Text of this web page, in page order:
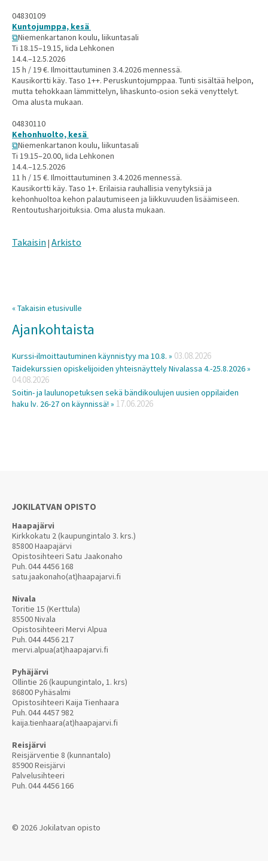
04830109
Kuntojumppa, kesä
Niemenkartanon koulu, liikuntasali
Ti 18.15–19.15, Iida Lehkonen
14.4.–12.5.2026
15 h / 19 €. Ilmoittautuminen 3.4.2026 mennessä.
Kausikortti käy. Taso 1++. Peruskuntojumppaa. Tunti sisältää helpon,
mutta tehokkaan lämmittelyn, lihaskunto-osion sekä venyttelyt.
Oma alusta mukaan.
04830110
Kehonhuolto, kesä
Niemenkartanon koulu, liikuntasali
Ti 19.15–20.00, Iida Lehkonen
14.4.–12.5.2026
11 h / 15 €. Ilmoittautuminen 3.4.2026 mennessä.
Kausikortti käy. Taso 1+. Erilaisia rauhallisia venytyksiä ja
kehonhuoltoa kehon palautumiseen ja liikkuvuuden lisäämiseen.
Rentoutusharjoituksia. Oma alusta mukaan.
Takaisin | Arkisto
« Takaisin etusivulle
Ajankohtaista
Kurssi-ilmoittautuminen käynnistyy ma 10.8. » 03.08.2026
Taidekurssien opiskelijoiden yhteisnäyttely Nivalassa 4.-25.8.2026 »
04.08.2026
Soitin- ja laulunopetuksen sekä bändikoulujen uusien oppilaiden
haku lv. 26-27 on käynnissä! » 17.06.2026
JOKILATVAN OPISTO
Haapajärvi
Kirkkokatu 2 (kaupungintalo 3. krs.)
85800 Haapajärvi
Opistosihteeri Satu Jaakonaho
Puh.044 4456 168
satu.jaakonaho(at)haapajarvi.fi
Nivala
Toritie 15 (Kerttula)
85500 Nivala
Opistosihteeri Mervi Alpua
Puh.044 4456 217
mervi.alpua(at)haapajarvi.fi
Pyhäjärvi
Ollintie 26 (kaupungintalo, 1. krs)
86800 Pyhäsalmi
Opistosihteeri Kaija Tienhaara
Puh.044 4457 982
kaija.tienhaara(at)haapajarvi.fi
Reisjärvi
Reisjärventie 8 (kunnantalo)
85900 Reisjärvi
Palvelusihteeri
Puh.044 4456 166
© 2026 Jokilatvan opisto